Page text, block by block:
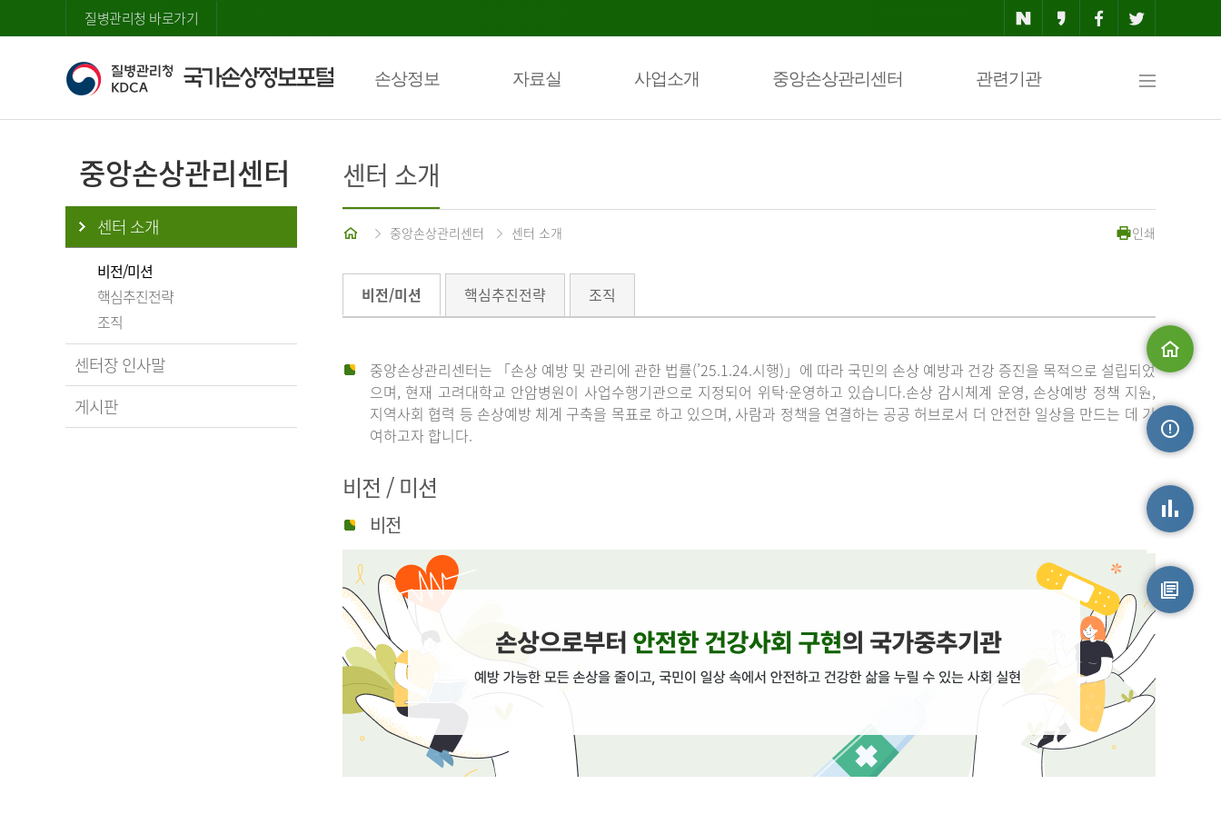
질병관리청 바로가기
손상정보 자료실 사업소개 중앙손상관리센터 관련기관
맵
중앙손상관리센터
센터 소개
비전/미션
핵심추진전략
조직
센터장 인사말
게시판
센터 소개
중앙손상관리센터 센터 소개 인쇄
비전/미션 핵심추진전략 조직
중앙손상관리센터는 「손상 예방 및 관리에 관한 법률(’25.1.24.시행)」에 따라 국민의 손상 예방과 건강 증진을 목적으로 설립되었
으며, 현재 고려대학교 안암병원이 사업수행기관으로 지정되어 위탁·운영하고 있습니다.손상 감시체계 운영, 손상예방 정책 지원,
지역사회 협력 등 손상예방 체계 구축을 목표로 하고 있으며, 사람과 정책을 연결하는 공공 허브로서 더 안전한 일상을 만드는 데 기
여하고자 합니다.
비전 / 미션
비전
원시자료